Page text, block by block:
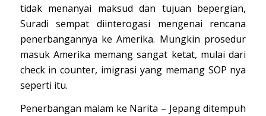
tidak menanyai maksud dan tujuan bepergian,
Suradi sempat diinterogasi mengenai rencana
penerbangannya ke Amerika. Mungkin prosedur
masuk Amerika memang sangat ketat, mulai dari
check in counter, imigrasi yang memang SOP nya
seperti itu.
Penerbangan malam ke Narita – Jepang ditempuh